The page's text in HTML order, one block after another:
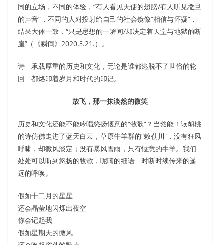
同的立场，不同的体验，“有人看见天使的翅膀/有人听见撒旦
的声音”，不同的人对投射给自己的社会镜像“相信与怀疑”，
结果大体一致：“只是思想的一瞬间/却决定着天堂与地狱的断
崖”（《瞬间》2020.3.21.）。
诗，承载厚重的历史和文化，无论是谁都逃脱不了世俗的轮
回，都烙印着岁月和时代的印记。
放飞，那一抹淡然的微笑
历史和文化还能不能吟唱悠扬惬意的“牧歌”？当然能！读胡桃
的诗仿佛走进了蓝天白云，草原牛羊群的“敕勒川”，没有狂风
呼啸，却微风淡定；没有暴风雪雨，只有惬意的牛羊。我们
处处可以听到悠扬的牧歌，呢喃的细语，时断时续传来的遥
远的呼唤。
假如十二月的星星
还会晶莹地闪烁出夜空
你会记起我
假如星期天的微风